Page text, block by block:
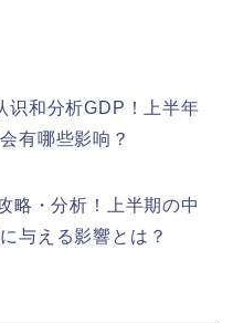
识和分析GDP！上半年
有哪些影响？
略・分析！上半期の中
与える影響とは？